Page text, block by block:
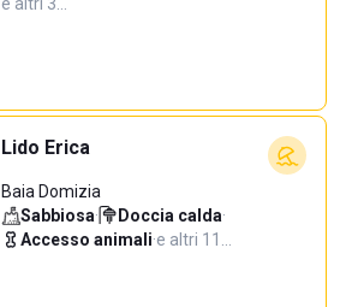
Lido Erica
Baia Domizia
Sabbiosa· Doccia calda·
Accesso animali·e altri 11…